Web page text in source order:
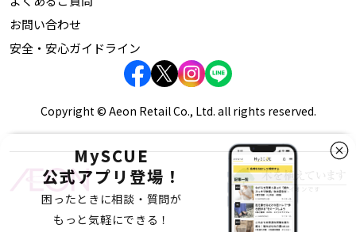
MySCUE
公式アプリ登場！
困ったときに相談・質問が
もっと気軽にできる！
お問い合わせ
安全・安心ガイドライン
Copyright © Aeon Retail Co., Ltd. all rights reserved.